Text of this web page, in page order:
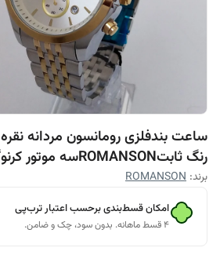
ساعت بندفلزی رومانسون مردانه
رنگ ثابتROMANSONسه موتور کرنوگراف
برند: ROMANSON
امکان قسط‌بندی برحسب اعتبار ترب‌پی
۴ قسط ماهانه. بدون سود، چک و ضامن.